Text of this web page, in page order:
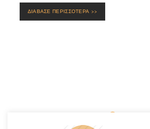
ΔΙΑΒΑΣΕ ΠΕΡΙΣΣΟΤΕΡΑ >>